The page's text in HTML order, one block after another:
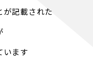
が記載された
います